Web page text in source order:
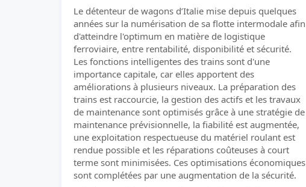
Le détenteur de wagons d’Italie mise depuis quelques
années sur la numérisation de sa flotte intermodale afin
d'atteindre l'optimum en matière de logistique
ferroviaire, entre rentabilité, disponibilité et sécurité.
Les fonctions intelligentes des trains sont d'une
importance capitale, car elles apportent des
améliorations à plusieurs niveaux. La préparation des
trains est raccourcie, la gestion des actifs et les travaux
de maintenance sont optimisés grâce à une stratégie de
maintenance prévisionnelle, la fiabilité est augmentée,
une exploitation respectueuse du matériel roulant est
rendue possible et les réparations coûteuses à court
terme sont minimisées. Ces optimisations économiques
sont complétées par une augmentation de la sécurité.